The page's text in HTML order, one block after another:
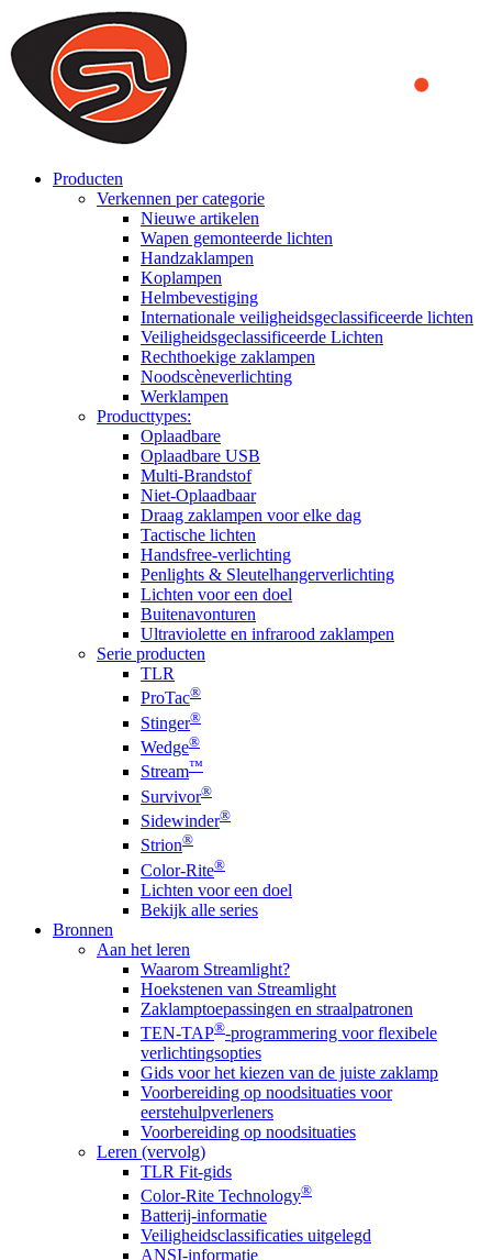
We use cookies to ensure that we provide you the best experience
on our website. By continuing to browse this website, you accept
that cookies are used to help us analyze how the website is used and
to offer you a better experience. To learn more or to find out how
you can disable cookies, you can access our
Producten
Verkennen per categorie
Nieuwe artikelen
Wapen gemonteerde lichten
Handzaklampen
Koplampen
Helmbevestiging
Internationale veiligheidsgeclassificeerde lichten
Veiligheidsgeclassificeerde Lichten
Rechthoekige zaklampen
Noodscèneverlichting
Werklampen
Producttypes:
Oplaadbare
Oplaadbare USB
Multi-Brandstof
Niet-Oplaadbaar
Draag zaklampen voor elke dag
Tactische lichten
Handsfree-verlichting
Penlights & Sleutelhangerverlichting
Lichten voor een doel
Buitenavonturen
Ultraviolette en infrarood zaklampen
Serie producten
TLR
ProTac®
Stinger®
Wedge®
Stream™
Survivor®
Sidewinder®
Strion®
Color-Rite®
Lichten voor een doel
Bekijk alle series
Bronnen
Aan het leren
Waarom Streamlight?
Hoekstenen van Streamlight
Zaklamptoepassingen en straalpatronen
TEN-TAP®-programmering voor flexibele
verlichtingsopties
Gids voor het kiezen van de juiste zaklamp
Voorbereiding op noodsituaties voor
eerstehulpverleners
Voorbereiding op noodsituaties
Leren (vervolg)
TLR Fit-gids
Color-Rite Technology®
Batterij-informatie
Veiligheidsclassificaties uitgelegd
ANSI-informatie